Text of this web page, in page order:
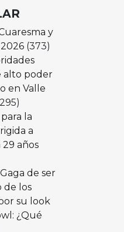
y
(373)
alto poder
en Valle
la
a
29 años
de ser
de los
su look
¿Qué